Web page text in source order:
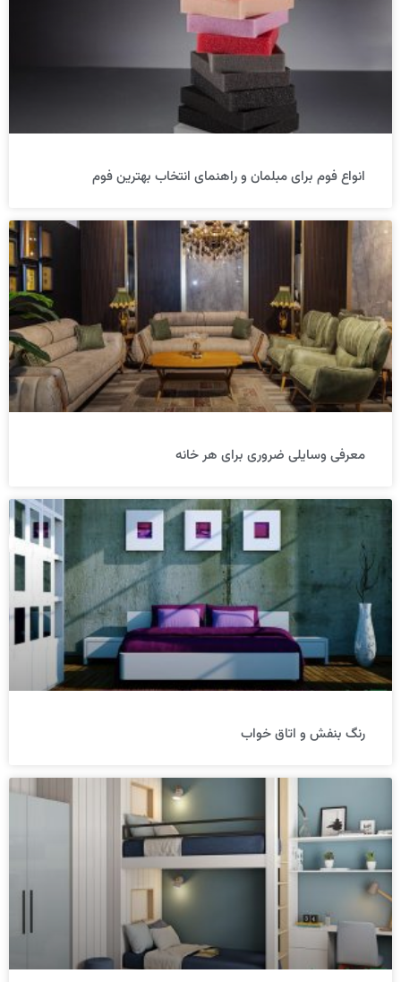
انواع فوم برای مبلمان و راهنمای انتخاب بهترین فوم
معرفی وسایلی ضروری برای هر خانه
رنگ بنفش و اتاق خواب